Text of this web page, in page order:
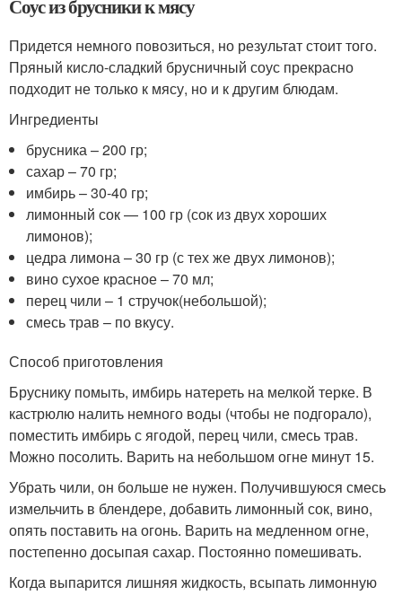
Соус из брусники к мясу
Придется немного повозиться, но результат стоит того.
Пряный кисло-сладкий брусничный соус прекрасно
подходит не только к мясу, но и к другим блюдам.
Ингредиенты
брусника – 200 гр;
сахар – 70 гр;
имбирь – 30-40 гр;
лимонный сок — 100 гр (сок из двух хороших
лимонов);
цедра лимона – 30 гр (с тех же двух лимонов);
вино сухое красное – 70 мл;
перец чили – 1 стручок(небольшой);
смесь трав – по вкусу.
Способ приготовления
Бруснику помыть, имбирь натереть на мелкой терке. В
кастрюлю налить немного воды (чтобы не подгорало),
поместить имбирь с ягодой, перец чили, смесь трав.
Можно посолить. Варить на небольшом огне минут 15.
Убрать чили, он больше не нужен. Получившуюся смесь
измельчить в блендере, добавить лимонный сок, вино,
опять поставить на огонь. Варить на медленном огне,
постепенно досыпая сахар. Постоянно помешивать.
Когда выпарится лишняя жидкость, всыпать лимонную